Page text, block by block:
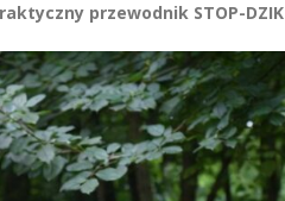
przewodnik STOP-DZIK